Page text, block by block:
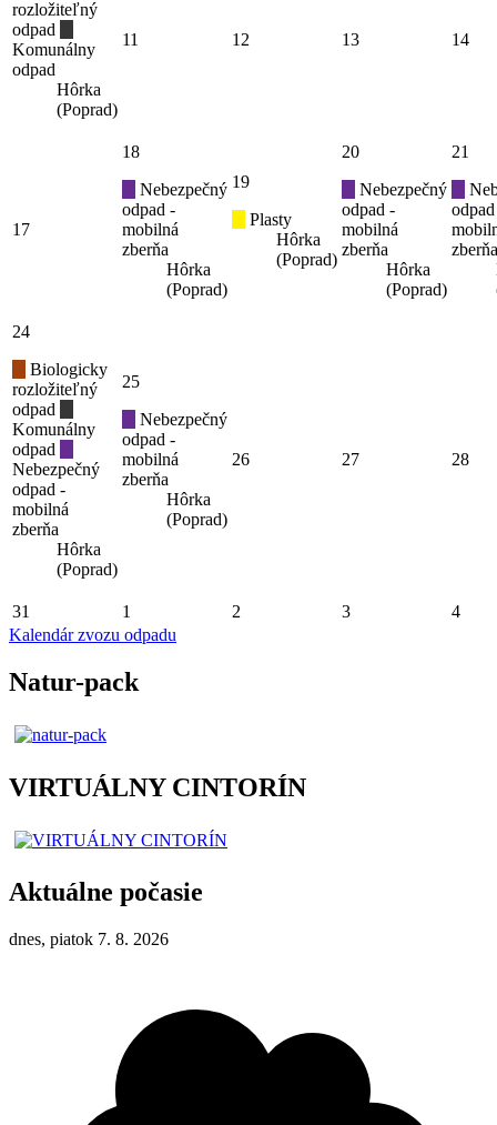
rozložiteľný
odpad
Komunálny
odpad
Hôrka
(Poprad)
11 12 13 14
17
18
Nebezpečný
odpad -
mobilná
zberňa
Hôrka
(Poprad)
19
Plasty
Hôrka
(Poprad)
20
Nebezpečný
odpad -
mobilná
zberňa
Hôrka
(Poprad)
21
zberňa
24
Biologicky
rozložiteľný
odpad
Komunálny
odpad
Nebezpečný
odpad -
mobilná
zberňa
Hôrka
(Poprad)
25
Nebezpečný
odpad -
mobilná
zberňa
Hôrka
(Poprad)
26 27 28
31 1 2 3
4
Kalendár zvozu odpadu
Natur-pack
VIRTUÁLNY CINTORÍN
Aktuálne počasie
dnes, piatok 7. 8. 2026